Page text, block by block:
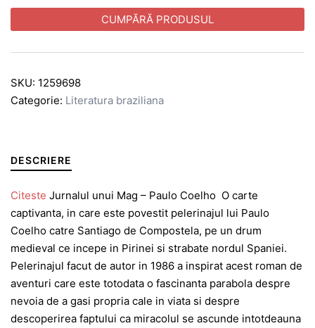
CUMPĂRĂ PRODUSUL
SKU: 1259698
Categorie: Literatura braziliana
DESCRIERE
Citeste Jurnalul unui Mag – Paulo Coelho O carte
captivanta, in care este povestit pelerinajul lui Paulo
Coelho catre Santiago de Compostela, pe un drum
medieval ce incepe in Pirinei si strabate nordul Spaniei.
Pelerinajul facut de autor in 1986 a inspirat acest roman de
aventuri care este totodata o fascinanta parabola despre
nevoia de a gasi propria cale in viata si despre
descoperirea faptului ca miracolul se ascunde intotdeauna